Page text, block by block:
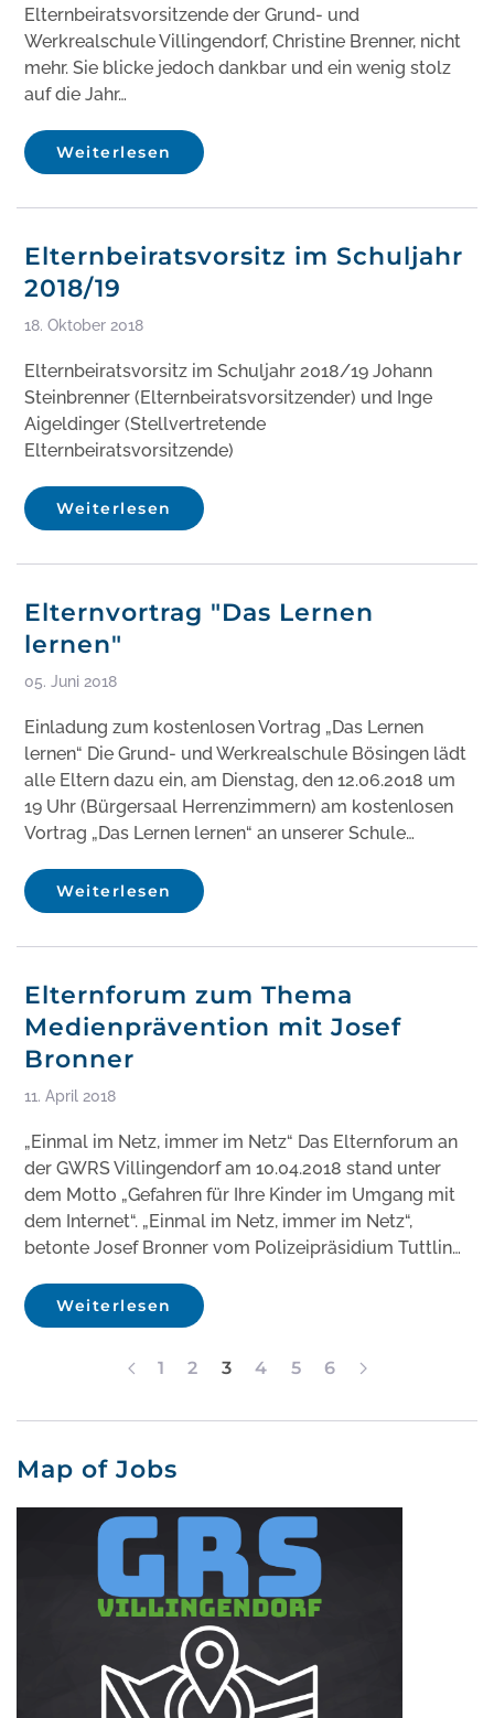
Elternbeiratsvorsitzende der Grund- und
Werkrealschule Villingendorf, Christine Brenner, nicht
mehr. Sie blicke jedoch dankbar und ein wenig stolz
auf die Jahr…
Weiterlesen
Elternbeiratsvorsitz im Schuljahr
2018/19
18. Oktober 2018
Elternbeiratsvorsitz im Schuljahr 2018/19 Johann
Steinbrenner (Elternbeiratsvorsitzender) und Inge
Aigeldinger (Stellvertretende
Elternbeiratsvorsitzende)
Weiterlesen
Elternvortrag "Das Lernen
lernen"
05. Juni 2018
Einladung zum kostenlosen Vortrag „Das Lernen
lernen“ Die Grund- und Werkrealschule Bösingen lädt
alle Eltern dazu ein, am Dienstag, den 12.06.2018 um
19 Uhr (Bürgersaal Herrenzimmern) am kostenlosen
Vortrag „Das Lernen lernen“ an unserer Schule…
Weiterlesen
Elternforum zum Thema
Medienprävention mit Josef
Bronner
11. April 2018
„Einmal im Netz, immer im Netz“ Das Elternforum an
der GWRS Villingendorf am 10.04.2018 stand unter
dem Motto „Gefahren für Ihre Kinder im Umgang mit
dem Internet“. „Einmal im Netz, immer im Netz“,
betonte Josef Bronner vom Polizeipräsidium Tuttlin…
Weiterlesen
1 2 3 4 5 6
Map of Jobs